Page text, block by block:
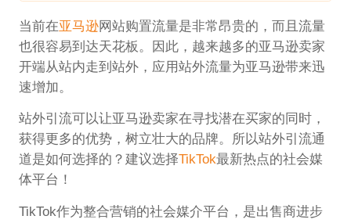
当前在亚马逊网站购置流量是非常昂贵的，而且流量
也很容易到达天花板。因此，越来越多的亚马逊卖家
开端从站内走到站外，应用站外流量为亚马逊带来迅
速增加。
站外引流可以让亚马逊卖家在寻找潜在买家的同时，
获得更多的优势，树立壮大的品牌。所以站外引流通
道是如何选择的？建议选择TikTok最新热点的社会媒
体平台！
TikTok作为整合营销的社会媒介平台，是出售商进步